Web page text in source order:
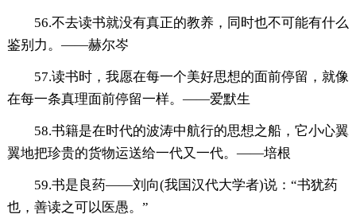
56.不去读书就没有真正的教养，同时也不可能有什么
鉴别力。——赫尔岑
57.读书时，我愿在每一个美好思想的面前停留，就像
在每一条真理面前停留一样。——爱默生
58.书籍是在时代的波涛中航行的思想之船，它小心翼
翼地把珍贵的货物运送给一代又一代。——培根
59.书是良药——刘向(我国汉代大学者)说：“书犹药
也，善读之可以医愚。”